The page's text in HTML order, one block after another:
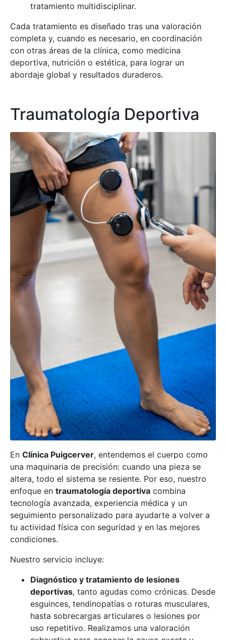
tratamiento multidisciplinar.
Cada tratamiento es diseñado tras una valoración
completa y, cuando es necesario, en coordinación
con otras áreas de la clínica, como medicina
deportiva, nutrición o estética, para lograr un
abordaje global y resultados duraderos.
Traumatología Deportiva
En Clínica Puigcerver, entendemos el cuerpo como
una maquinaria de precisión: cuando una pieza se
altera, todo el sistema se resiente. Por eso, nuestro
enfoque en traumatología deportiva combina
tecnología avanzada, experiencia médica y un
seguimiento personalizado para ayudarte a volver a
tu actividad física con seguridad y en las mejores
condiciones.
Nuestro servicio incluye:
Diagnóstico y tratamiento de lesiones
deportivas, tanto agudas como crónicas. Desde
esguinces, tendinopatías o roturas musculares,
hasta sobrecargas articulares o lesiones por
uso repetitivo. Realizamos una valoración